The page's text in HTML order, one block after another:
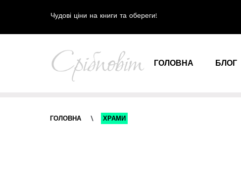
Чудові ціни на книги та обереги!
ГОЛОВНА БЛОГ
ГОЛОВНА \ ХРАМИ